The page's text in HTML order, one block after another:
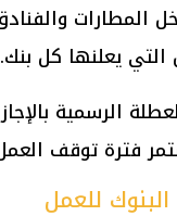
المطارات
يعلنها كل بنك.
الرسمية
فترة توقف العمل
للعمل